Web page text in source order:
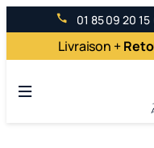
au
contenu
01 85 09 20 15
Livraison +